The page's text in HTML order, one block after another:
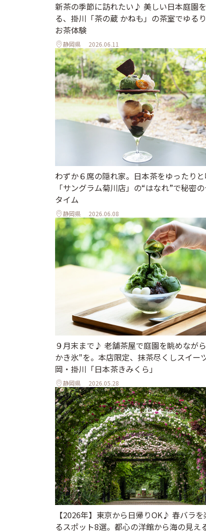
新茶の季節に訪れたい♪ 美しい日本庭園
る、掛川「茶の蔵 かねも」の茶室でゆる
お茶体験
静岡県 2026.06.11
わずか６席の隠れ家。日本茶をゆったりと
「サングラム菊川店」の“はなれ”で秘密
タイム
静岡県 2026.06.08
９月末まで♪ 老舗茶屋で庭園を眺めなが
かき氷"を。本店限定、抹茶尽くしスイー
岡・掛川「日本茶きみくら」
静岡県 2026.05.28
【2026年】東京から日帰りOK♪ 春バラを
るスポット8選。都心の洋館から海の見え